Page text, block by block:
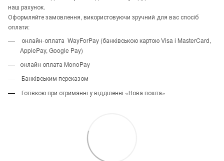
наш рахунок.
Оформляйте замовлення, використовуючи зручний для вас спосіб
оплати:
онлайн-оплата WayForPay (банківською картою Visa і MasterCard,
ApplePay, Google Pay)
онлайн оплата MonoPay
Банківським переказом
Готівкою при отриманні у відділенні «Нова пошта»